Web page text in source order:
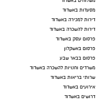
מסעדות באשדוד
דירות למכירה באשדוד
דירות להשכרה באשדוד
פרסום עסק באשדוד
פרסום באשקלון
פרסום בבאר שבע
משרדים וחנויות להשכרה באשדוד
שרותי בריאות באשדוד
אירועים באשדוד
דרושים באשדוד